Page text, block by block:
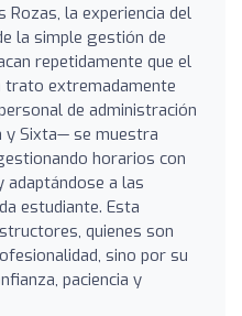
Rozas, la experiencia del
la simple gestión de
repetidamente que el
trato extremadamente
de administración
y Sixta— se muestra
horarios con
adaptándose a las
estudiante. Esta
quienes son
sino por su
paciencia y